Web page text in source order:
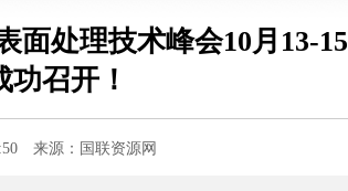
面处理技术峰会10月13-15
功召开！
来源：国联资源网